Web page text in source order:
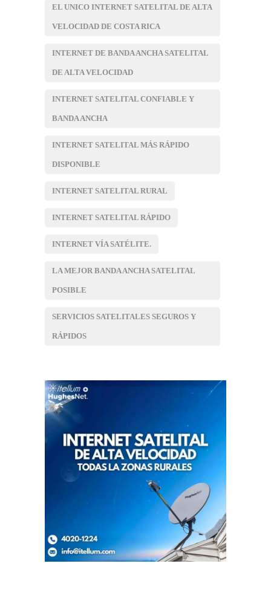
EL UNICO INTERNET SATELITAL DE ALTA
VELOCIDAD DE COSTA RICA
INTERNET DE BANDA ANCHA SATELITAL
DE ALTA VELOCIDAD
INTERNET SATELITAL CONFIABLE Y
BANDA ANCHA
INTERNET SATELITAL MÁS RÁPIDO
DISPONIBLE
INTERNET SATELITAL RURAL
INTERNET SATELITAL RÁPIDO
INTERNET VÍA SATÉLITE.
LA MEJOR BANDA ANCHA SATELITAL
POSIBLE
SERVICIOS SATELITALES SEGUROS Y
RÁPIDOS